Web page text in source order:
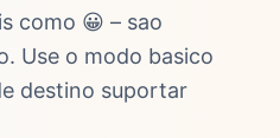
😀 – sao
Use o modo basico
destino suportar